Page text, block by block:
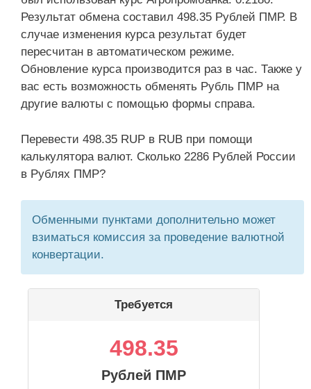
Результат обмена составил 498.35 Рублей ПМР. В
случае изменения курса результат будет
пересчитан в автоматическом режиме.
Обновление курса производится раз в час. Также у
вас есть возможность обменять Рубль ПМР на
другие валюты с помощью формы справа.
Перевести 498.35 RUP в RUB при помощи
калькулятора валют. Сколько 2286 Рублей России
в Рублях ПМР?
Обменными пунктами дополнительно может
взиматься комиссия за проведение валютной
конвертации.
Требуется
498.35
Рублей ПМР